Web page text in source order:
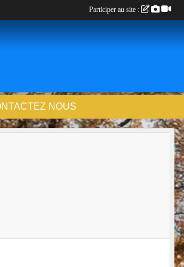
NOUS
Participer au site :